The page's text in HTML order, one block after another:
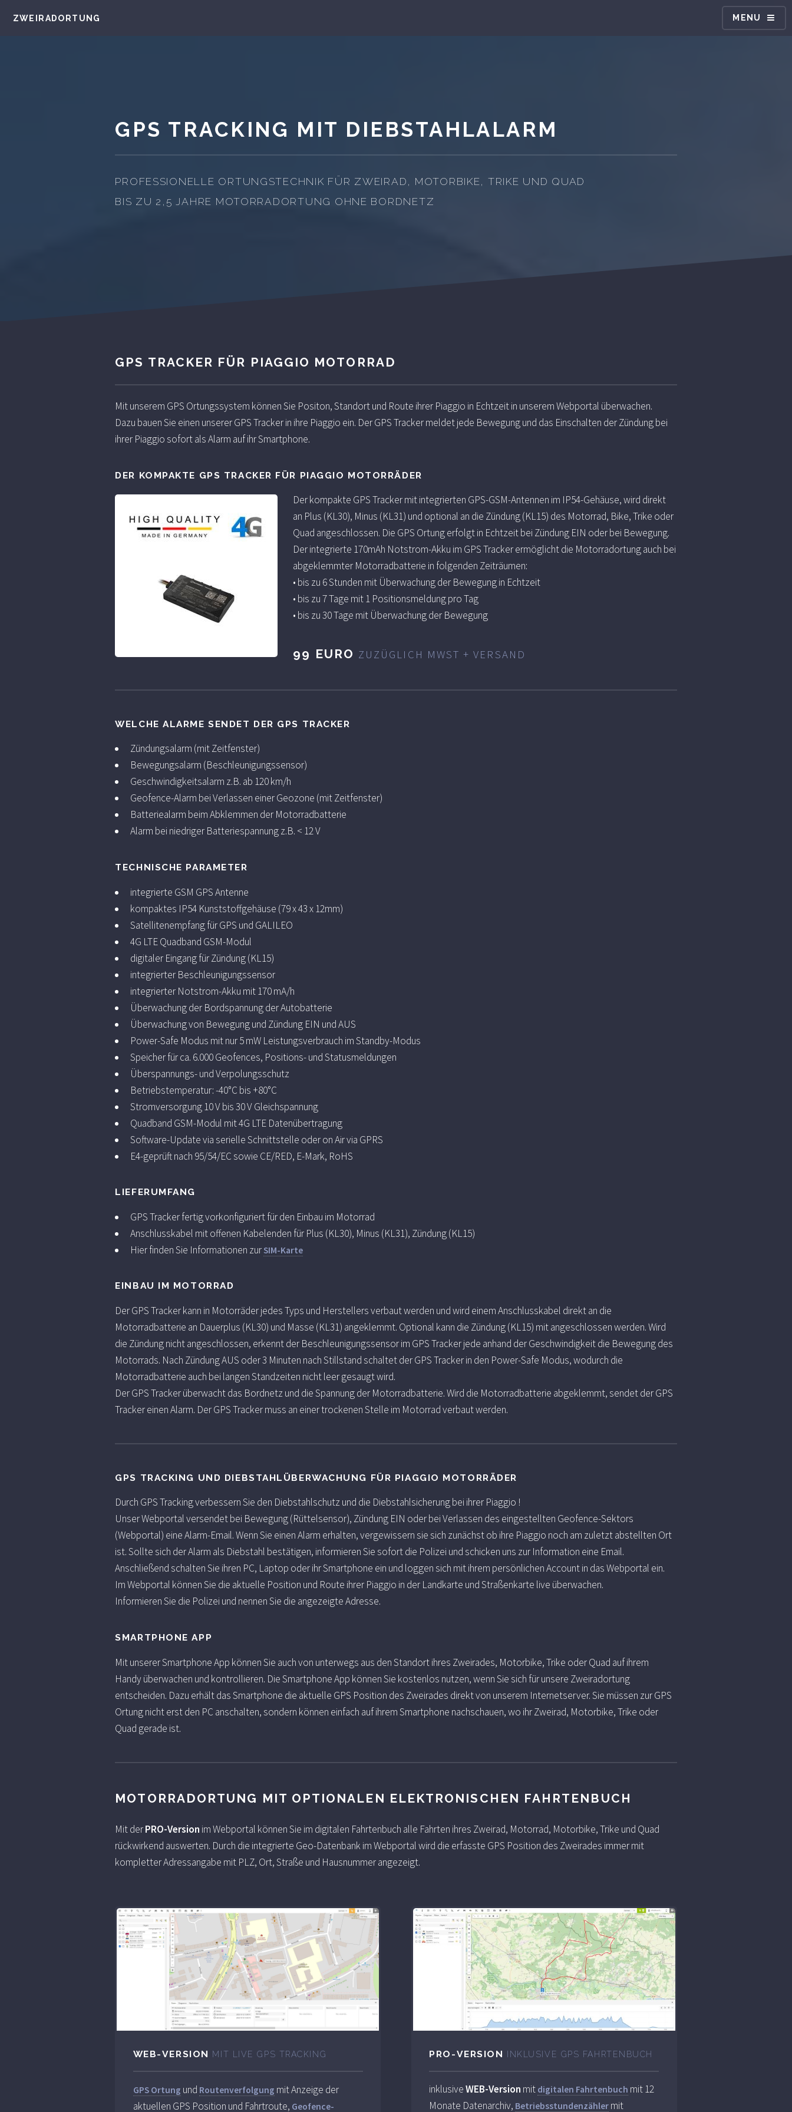
ZWEIRADORTUNG MENU
GPS TRACKING MIT DIEBSTAHLALARM
PROFESSIONELLE ORTUNGSTECHNIK FÜR ZWEIRAD, MOTORBIKE, TRIKE UND QUAD
BIS ZU 2,5 JAHRE MOTORRADORTUNG OHNE BORDNETZ
GPS TRACKER FÜR PIAGGIO MOTORRAD
Mit unserem GPS Ortungssystem können Sie Positon, Standort und Route ihrer Piaggio in Echtzeit in unserem Webportal überwachen.
Dazu bauen Sie einen unserer GPS Tracker in ihre Piaggio ein. Der GPS Tracker meldet jede Bewegung und das Einschalten der Zündung bei
ihrer Piaggio sofort als Alarm auf ihr Smartphone.
DER KOMPAKTE GPS TRACKER FÜR PIAGGIO MOTORRÄDER
Der kompakte GPS Tracker mit integrierten GPS-GSM-Antennen im IP54-Gehäuse, wird direkt
an Plus (KL30), Minus (KL31) und optional an die Zündung (KL15) des Motorrad, Bike, Trike oder
Quad angeschlossen. Die GPS Ortung erfolgt in Echtzeit bei Zündung EIN oder bei Bewegung.
Der integrierte 170mAh Notstrom-Akku im GPS Tracker ermöglicht die Motorradortung auch bei
abgeklemmter Motorradbatterie in folgenden Zeiträumen:
• bis zu 6 Stunden mit Überwachung der Bewegung in Echtzeit
• bis zu 7 Tage mit 1 Positionsmeldung pro Tag
• bis zu 30 Tage mit Überwachung der Bewegung
99 EURO ZUZÜGLICH MWST + VERSAND
WELCHE ALARME SENDET DER GPS TRACKER
Zündungsalarm (mit Zeitfenster)
Bewegungsalarm (Beschleunigungssensor)
Geschwindigkeitsalarm z.B. ab 120 km/h
Geofence-Alarm bei Verlassen einer Geozone (mit Zeitfenster)
Batteriealarm beim Abklemmen der Motorradbatterie
Alarm bei niedriger Batteriespannung z.B. < 12 V
TECHNISCHE PARAMETER
integrierte GSM GPS Antenne
kompaktes IP54 Kunststoffgehäuse (79 x 43 x 12mm)
Satellitenempfang für GPS und GALILEO
4G LTE Quadband GSM-Modul
digitaler Eingang für Zündung (KL15)
integrierter Beschleunigungssensor
integrierter Notstrom-Akku mit 170 mA/h
Überwachung der Bordspannung der Autobatterie
Überwachung von Bewegung und Zündung EIN und AUS
Power-Safe Modus mit nur 5 mW Leistungsverbrauch im Standby-Modus
Speicher für ca. 6.000 Geofences, Positions- und Statusmeldungen
Überspannungs- und Verpolungsschutz
Betriebstemperatur: -40°C bis +80°C
Stromversorgung 10 V bis 30 V Gleichspannung
Quadband GSM-Modul mit 4G LTE Datenübertragung
Software-Update via serielle Schnittstelle oder on Air via GPRS
E4-geprüft nach 95/54/EC sowie CE/RED, E-Mark, RoHS
LIEFERUMFANG
GPS Tracker fertig vorkonfiguriert für den Einbau im Motorrad
Anschlusskabel mit offenen Kabelenden für Plus (KL30), Minus (KL31), Zündung (KL15)
Hier finden Sie Informationen zurSIM-Karte
EINBAU IM MOTORRAD
Der GPS Tracker kann in Motorräder jedes Typs und Herstellers verbaut werden und wird einem Anschlusskabel direkt an die
Motorradbatterie an Dauerplus (KL30) und Masse (KL31) angeklemmt. Optional kann die Zündung (KL15) mit angeschlossen werden. Wird
die Zündung nicht angeschlossen, erkennt der Beschleunigungssensor im GPS Tracker jede anhand der Geschwindigkeit die Bewegung des
Motorrads. Nach Zündung AUS oder 3 Minuten nach Stillstand schaltet der GPS Tracker in den Power-Safe Modus, wodurch die
Motorradbatterie auch bei langen Standzeiten nicht leer gesaugt wird.
Der GPS Tracker überwacht das Bordnetz und die Spannung der Motorradbatterie. Wird die Motorradbatterie abgeklemmt, sendet der GPS
Tracker einen Alarm. Der GPS Tracker muss an einer trockenen Stelle im Motorrad verbaut werden.
GPS TRACKING UND DIEBSTAHLÜBERWACHUNG FÜR PIAGGIO MOTORRÄDER
Durch GPS Tracking verbessern Sie den Diebstahlschutz und die Diebstahlsicherung bei ihrer Piaggio !
Unser Webportal versendet bei Bewegung (Rüttelsensor), Zündung EIN oder bei Verlassen des eingestellten Geofence-Sektors
(Webportal) eine Alarm-Email. Wenn Sie einen Alarm erhalten, vergewissern sie sich zunächst ob ihre Piaggio noch am zuletzt abstellten Ort
ist. Sollte sich der Alarm als Diebstahl bestätigen, informieren Sie sofort die Polizei und schicken uns zur Information eine Email.
Anschließend schalten Sie ihren PC, Laptop oder ihr Smartphone ein und loggen sich mit ihrem persönlichen Account in das Webportal ein.
Im Webportal können Sie die aktuelle Position und Route ihrer Piaggio in der Landkarte und Straßenkarte live überwachen.
Informieren Sie die Polizei und nennen Sie die angezeigte Adresse.
SMARTPHONE APP
Mit unserer Smartphone App können Sie auch von unterwegs aus den Standort ihres Zweirades, Motorbike, Trike oder Quad auf ihrem
Handy überwachen und kontrollieren. Die Smartphone App können Sie kostenlos nutzen, wenn Sie sich für unsere Zweiradortung
entscheiden. Dazu erhält das Smartphone die aktuelle GPS Position des Zweirades direkt von unserem Internetserver. Sie müssen zur GPS
Ortung nicht erst den PC anschalten, sondern können einfach auf ihrem Smartphone nachschauen, wo ihr Zweirad, Motorbike, Trike oder
Quad gerade ist.
MOTORRADORTUNG MIT OPTIONALEN ELEKTRONISCHEN FAHRTENBUCH
Mit derPRO-Version im Webportal können Sie im digitalen Fahrtenbuch alle Fahrten ihres Zweirad, Motorrad, Motorbike, Trike und Quad
rückwirkend auswerten. Durch die integrierte Geo-Datenbank im Webportal wird die erfasste GPS Position des Zweirades immer mit
kompletter Adressangabe mit PLZ, Ort, Straße und Hausnummer angezeigt.
WEB-VERSION MIT LIVE GPS TRACKING
GPS Ortung und Routenverfolgung mit Anzeige der
aktuellen GPS Position und Fahrtroute, Geofence-
PRO-VERSION INKLUSIVE GPS FAHRTENBUCH
inklusiveWEB-Version mit digitalen Fahrtenbuch mit 12
Monate Datenarchiv, Betriebsstundenzähler mit